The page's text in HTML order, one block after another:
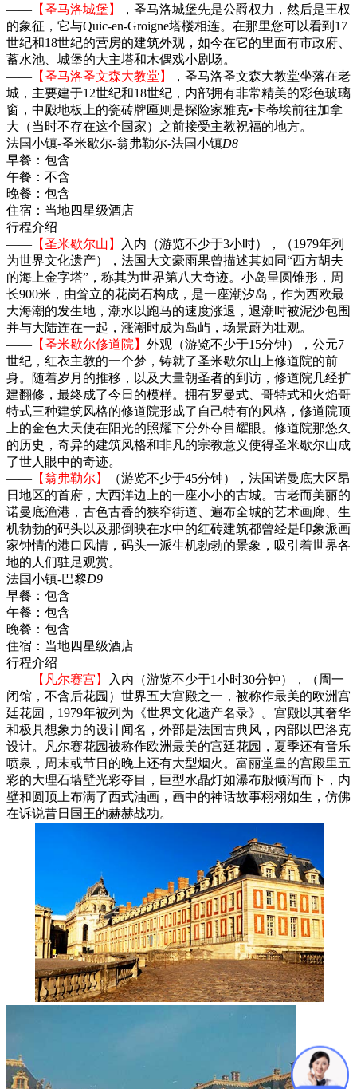
—— 【圣马洛城堡】
，圣马洛城堡先是公爵权力，然后是王权
的象征，它与Quic-en-Groigne塔楼相连。在那里您可以看到17
世纪和18世纪的营房的建筑外观，如今在它的里面有市政府、
蓄水池、城堡的大主塔和木偶戏小剧场。
—— 【圣马洛圣文森大教堂】
，圣马洛圣文森大教堂坐落在老
城，主要建于12世纪和18世纪，内部拥有非常精美的彩色玻璃
窗，中殿地板上的瓷砖牌匾则是探险家雅克•卡蒂埃前往加拿
大（当时不存在这个国家）之前接受主教祝福的地方。
法国小镇-圣米歇尔-翁弗勒尔-法国小镇D8
早餐： 包含
午餐： 不含
晚餐： 包含
住宿： 当地四星级酒店
行程介绍
—— 【圣米歇尔山】
入内（游览不少于3小时），（1979年列
为世界文化遗产），法国大文豪雨果曾描述其如同“西方胡夫
的海上金字塔”，称其为世界第八大奇迹。小岛呈圆锥形，周
长900米，由耸立的花岗石构成，是一座潮汐岛，作为西欧最
大海潮的发生地，潮水以跑马的速度涨退，退潮时被泥沙包围
并与大陆连在一起，涨潮时成为岛屿，场景蔚为壮观。
—— 【圣米歇尔修道院】 外观（游览不少于15分钟），公元7
世纪，红衣主教的一个梦，铸就了圣米歇尔山上修道院的前
身。随着岁月的推移，以及大量朝圣者的到访，修道院几经扩
建翻修，最终成了今日的模样。拥有罗曼式、哥特式和火焰哥
特式三种建筑风格的修道院形成了自己特有的风格，修道院顶
上的金色大天使在阳光的照耀下分外夺目耀眼。修道院那悠久
的历史，奇异的建筑风格和非凡的宗教意义使得圣米歇尔山成
了世人眼中的奇迹。
—— 【翁弗勒尔】
（游览不少于45分钟），法国诺曼底大区昂
日地区的首府，大西洋边上的一座小小的古城。古老而美丽的
诺曼底渔港，古色古香的狭窄街道、遍布全城的艺术画廊、生
机勃勃的码头以及那倒映在水中的红砖建筑都曾经是印象派画
家钟情的港口风情，码头一派生机勃勃的景象，吸引着世界各
地的人们驻足观赏。
法国小镇-巴黎D9
早餐： 包含
午餐： 包含
晚餐： 包含
住宿： 当地四星级酒店
行程介绍
—— 【凡尔赛宫】
入内（游览不少于1小时30分钟），（周一
闭馆，不含后花园）世界五大宫殿之一，被称作最美的欧洲宫
廷花园，1979年被列为《世界文化遗产名录》。宫殿以其奢华
和极具想象力的设计闻名，外部是法国古典风，内部以巴洛克
设计。凡尔赛花园被称作欧洲最美的宫廷花园，夏季还有音乐
喷泉，周末或节日的晚上还有大型烟火。富丽堂皇的宫殿里五
彩的大理石墙壁光彩夺目，巨型水晶灯如瀑布般倾泻而下，内
壁和圆顶上布满了西式油画，画中的神话故事栩栩如生，仿佛
在诉说昔日国王的赫赫战功。